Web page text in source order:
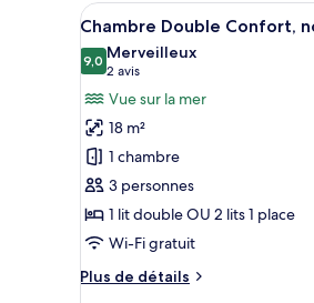
pour
les
chambres
Afficher
toutes
les
photos
pour
ce
type
de
chambre :
Chambre
Double
5
Chambre Double Confort,
9,09,0 sur 10
Merveilleux
2 avis
(2 avis)
Vue sur la mer
18 m²
1 chambre
3 personnes
1 lit double OU 2 lits 1 place
Wi-Fi gratuit
Plus de détails
Plus